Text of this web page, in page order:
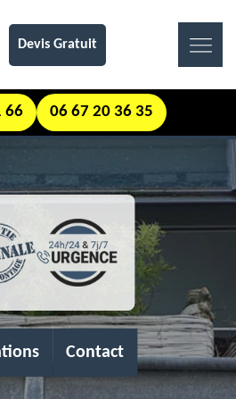
Devis Gratuit
66 06 67 20 36 35
Contact